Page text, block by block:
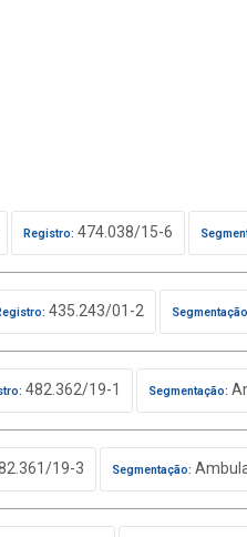
Registro: 474.038/15-6
435.243/01-2
482.362/19-1 Segmentação:
19-3 Segmentação: